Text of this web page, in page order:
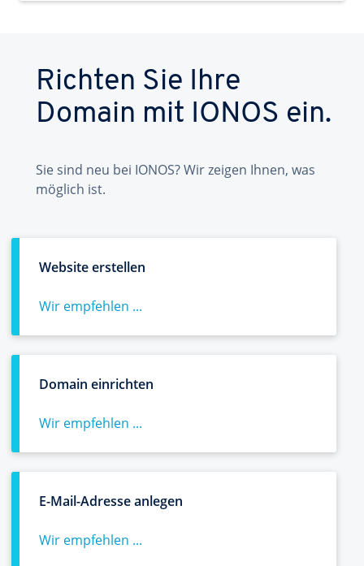
Richten Sie Ihre
Domain mit IONOS ein.
Sie sind neu bei IONOS? Wir zeigen Ihnen, was
möglich ist.
Website erstellen
Wir empfehlen ...
Domain einrichten
Wir empfehlen ...
E-Mail-Adresse anlegen
Wir empfehlen ...